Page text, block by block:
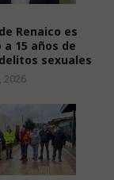
Renaico es
15 años de
sexuales
2026